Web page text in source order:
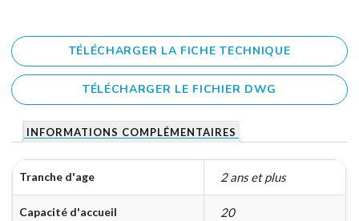
TÉLÉCHARGER LA FICHE TECHNIQUE
TÉLÉCHARGER LE FICHIER DWG
INFORMATIONS COMPLÉMENTAIRES
Tranche d'age 2 ans et plus
Capacité d'accueil 20